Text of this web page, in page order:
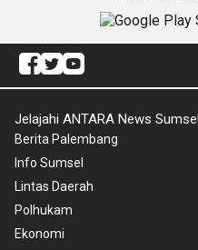
Jelajahi ANTARA News Sumsel
Berita Palembang
Info Sumsel
Lintas Daerah
Polhukam
Ekonomi